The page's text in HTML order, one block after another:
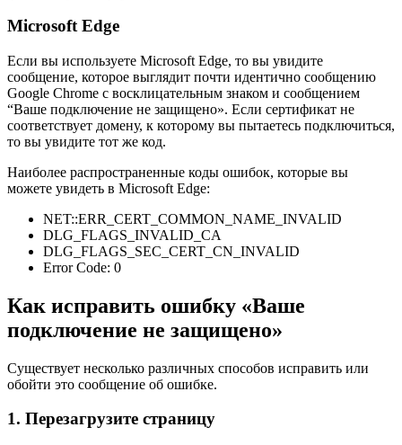
Microsoft Edge
Если вы используете Microsoft Edge, то вы увидите
сообщение, которое выглядит почти идентично сообщению
Google Chrome с восклицательным знаком и сообщением
“Ваше подключение не защищено». Если сертификат не
соответствует домену, к которому вы пытаетесь подключиться,
то вы увидите тот же код.
Наиболее распространенные коды ошибок, которые вы
можете увидеть в Microsoft Edge:
NET::ERR_CERT_COMMON_NAME_INVALID
DLG_FLAGS_INVALID_CA
DLG_FLAGS_SEC_CERT_CN_INVALID
Error Code: 0
Как исправить ошибку «Ваше
подключение не защищено»
Существует несколько различных способов исправить или
обойти это сообщение об ошибке.
1. Перезагрузите страницу